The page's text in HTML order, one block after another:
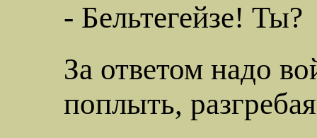
- Бельтегейзе! Ты?
За ответом надо
поплыть,